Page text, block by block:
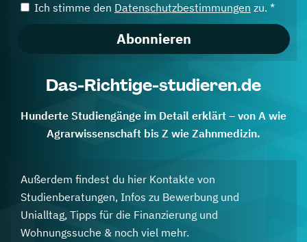
Ich stimme den Datenschutzbestimmungen zu. *
Abonnieren
Das-Richtige-studieren.de
Hunderte Studiengänge im Detail erklärt – von A wie
Agrarwissenschaft bis Z wie Zahnmedizin.
Außerdem findest du hier Kontakte von
Studienberatungen, Infos zu Bewerbung und
Unialltag, Tipps für die Finanzierung und
Wohnungssuche & noch viel mehr.